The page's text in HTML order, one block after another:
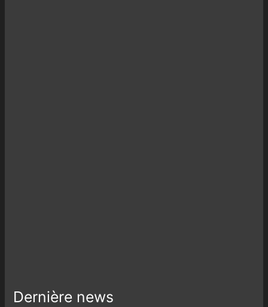
Dernière news